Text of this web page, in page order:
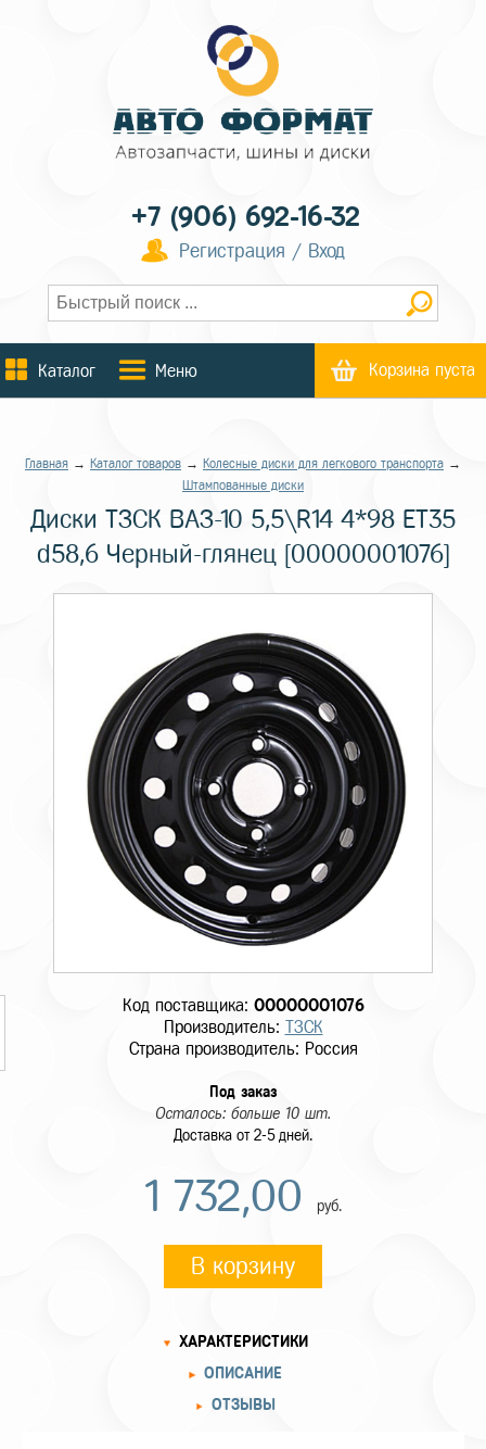
+7 (906) 692-16-32
Регистрация / Вход
Каталог Меню Корзина пуста
Главная → Каталог товаров → Колесные диски для легкового транспорта →
Штампованные диски
Диски ТЗСК ВАЗ-10 5,5\R14 4*98 ET35
d58,6 Черный-глянец [00000001076]
Код поставщика: 00000001076
Производитель: ТЗСК
Страна производитель: Россия
Под заказ
Осталось: больше 10 шт.
Доставка от 2-5 дней.
1 732,00 руб.
В корзину